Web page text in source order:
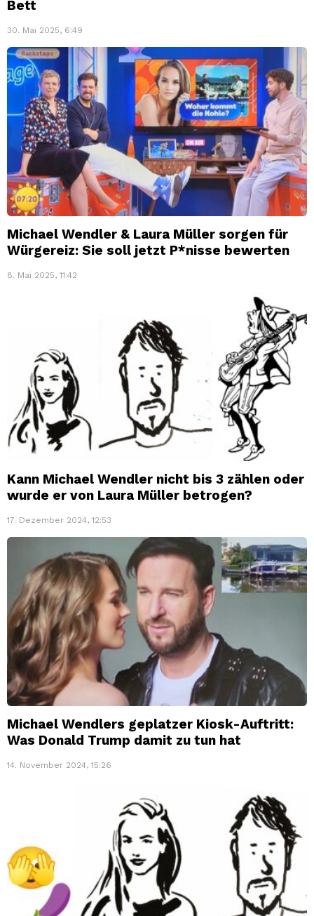
Bett
30. Mai 2025, 6:49
Michael Wendler & Laura Müller sorgen für
Würgereiz: Sie soll jetzt P*nisse bewerten
8. Mai 2025, 11:42
Kann Michael Wendler nicht bis 3 zählen oder
wurde er von Laura Müller betrogen?
17. Dezember 2024, 12:53
Michael Wendlers geplatzer Kiosk-Auftritt:
Was Donald Trump damit zu tun hat
14. November 2024, 15:26